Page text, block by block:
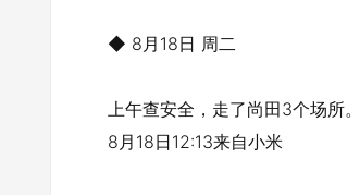
◆ 8月18日 周二
上午查安全，走了尚田3个场所。
8月18日12:13来自小米